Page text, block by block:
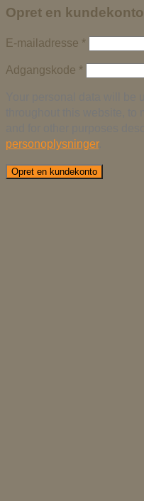
Opret en kundekonto
E-mailadresse *
Adgangskode *
personoplysninger.
Opret en kundekonto